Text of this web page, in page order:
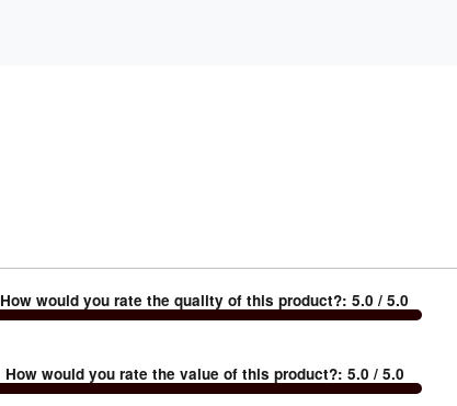
How would you rate the quality of this product?:5.0 / 5.0
How would you rate the value of this product?: 5.0 / 5.0